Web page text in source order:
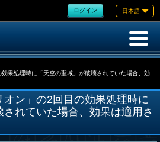
ログイン 日本語
効果処理時に「天空の聖域」が破壊されていた場合、効
オン」の2回目の効果処理時に
されていた場合、効果は適用さ